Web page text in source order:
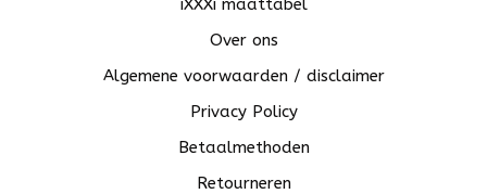
iXXXi maattabel
Over ons
Algemene voorwaarden / disclaimer
Privacy Policy
Betaalmethoden
Retourneren